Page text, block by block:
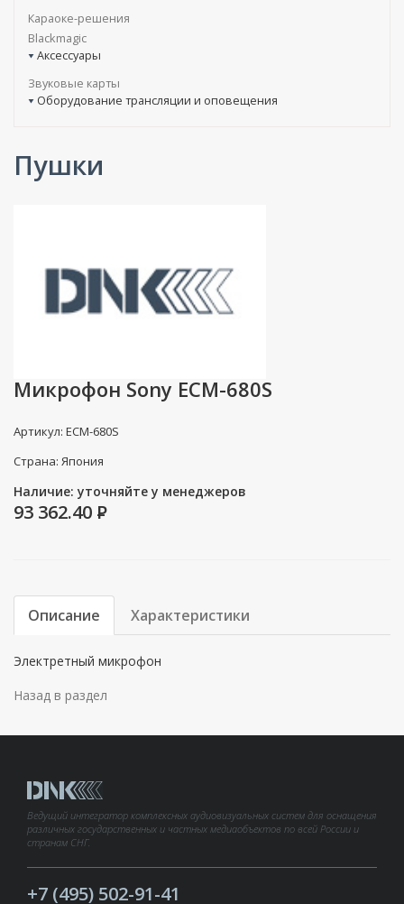
Караоке-решения
Blackmagic
Аксессуары
Звуковые карты
Оборудование трансляции и оповещения
Пушки
Микрофон Sony ECM-680S
Артикул: ECM-680S
Страна: Япония
Наличие: уточняйте у менеджеров
93 362.40 P
Описание Характеристики
Электретный микрофон
Назад в раздел
Ведущий интегратор комплексных аудиовизуальных систем для оснащения
различных государственных и частных медиаобъектов по всей России и
странам СНГ.
+7 (495) 502-91-41